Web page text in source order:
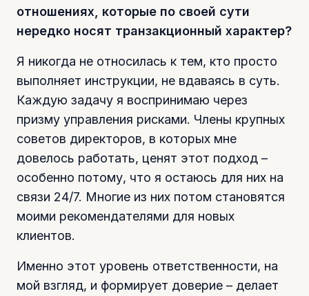
отношениях, которые по своей сути
нередко носят транзакционный характер?
Я никогда не относилась к тем, кто просто
выполняет инструкции, не вдаваясь в суть.
Каждую задачу я воспринимаю через
призму управления рисками. Члены крупных
советов директоров, в которых мне
довелось работать, ценят этот подход –
особенно потому, что я остаюсь для них на
связи 24/7. Многие из них потом становятся
моими рекомендателями для новых
клиентов.
Именно этот уровень ответственности, на
мой взгляд, и формирует доверие – делает